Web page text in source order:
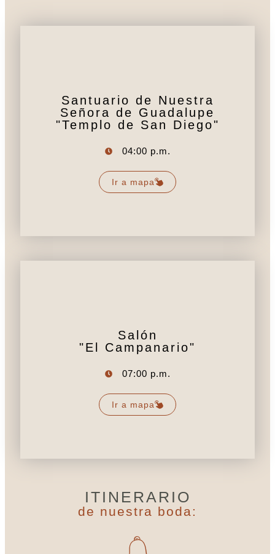
Santuario de Nuestra
Señora de Guadalupe
"Templo de San Diego"
04:00 p.m.
Ir a mapa
Salón
"El Campanario"
07:00 p.m.
Ir a mapa
ITINERARIO
de nuestra boda: